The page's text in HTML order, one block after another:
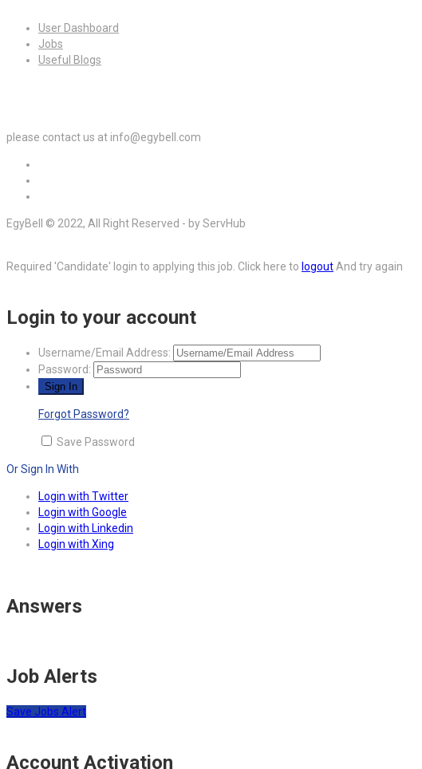
User Dashboard
Jobs
Useful Blogs
please contact us at info@egybell.com
EgyBell © 2022, All Right Reserved - by ServHub
Required 'Candidate' login to applying this job. Click here to logoutAnd try again
Login to your account
Username/Email Address:
Password:
Forgot Password?
Save Password
Or Sign In With
Login with Twitter
Login with Google
Login with Linkedin
Login with Xing
Answers
Job Alerts
Save Jobs Alert
Account Activation